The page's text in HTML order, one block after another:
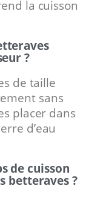
la cuisson
?
de taille
sans
placer dans
d’eau
de cuisson
betteraves ?